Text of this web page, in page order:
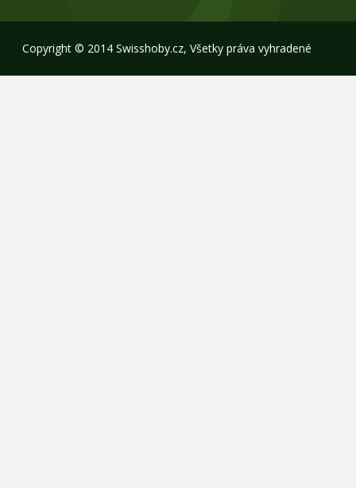
Copyright © 2014 Swisshoby.cz, Všetky práva vyhradené